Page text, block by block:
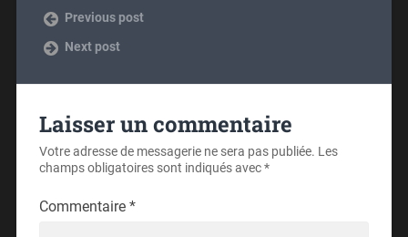
Previous post
Next post
Laisser un commentaire
Votre adresse de messagerie ne sera pas publiée. Les
champs obligatoires sont indiqués avec*
Commentaire *